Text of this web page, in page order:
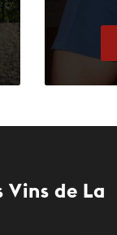
Vins de La